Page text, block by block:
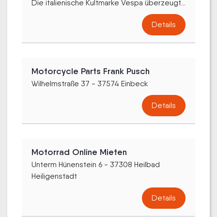
Die italienische Kultmarke Vespa überzeugt...
Details
Motorcycle Parts Frank Pusch
Wilhelmstraße 37 - 37574 Einbeck
Details
Motorrad Online Mieten
Unterm Hünenstein 6 - 37308 Heilbad
Heiligenstadt
Details